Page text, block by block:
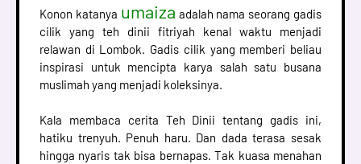
Konon katanya umaiza adalah nama seorang gadis
cilik yang teh dinii fitriyah kenal waktu menjadi
relawan di Lombok. Gadis cilik yang memberi beliau
inspirasi untuk mencipta karya salah satu busana
muslimah yang menjadi koleksinya.
Kala membaca cerita Teh Dinii tentang gadis ini,
hatiku trenyuh. Penuh haru. Dan dada terasa sesak
hingga nyaris tak bisa bernapas. Tak kuasa menahan